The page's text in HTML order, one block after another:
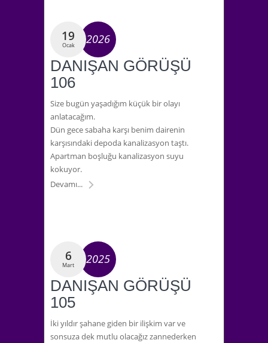
19
Ocak 2026
DANIŞAN GÖRÜŞÜ
106
Size bugün yaşadığım küçük bir olayı
anlatacağım.
Dün gece sabaha karşı benim dairenin
karşısındaki depoda kanalizasyon taştı.
Apartman boşluğu kanalizasyon suyu
kokuyor.
Devamı...
6
Mart 2025
DANIŞAN GÖRÜŞÜ
105
İki yıldır şahane giden bir ilişkim var ve
sonsuza dek mutlu olacağız zannederken